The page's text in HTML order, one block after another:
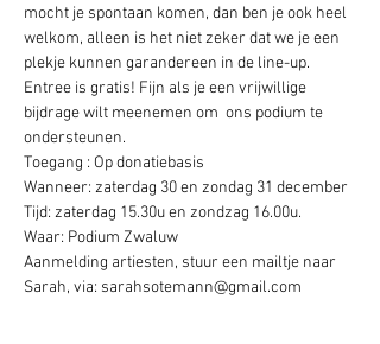
mocht je spontaan komen, dan ben je ook heel
welkom, alleen is het niet zeker dat we je een
plekje kunnen garandereen in de line-up.
Entree is gratis! Fijn als je een vrijwillige
bijdrage wilt meenemen om  ons podium te
ondersteunen.
Toegang : Op donatiebasis
Wanneer: zaterdag 30 en zondag 31 december
Tijd: zaterdag 15.30u en zondzag 16.00u.
Waar: Podium Zwaluw
Aanmelding artiesten, stuur een mailtje naar
Sarah, via: sarahsotemann@gmail.com